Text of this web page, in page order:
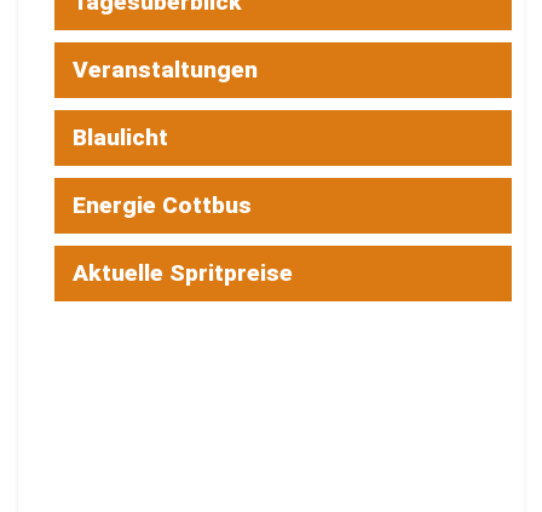
Veranstaltungen
Blaulicht
Energie Cottbus
Aktuelle Spritpreise